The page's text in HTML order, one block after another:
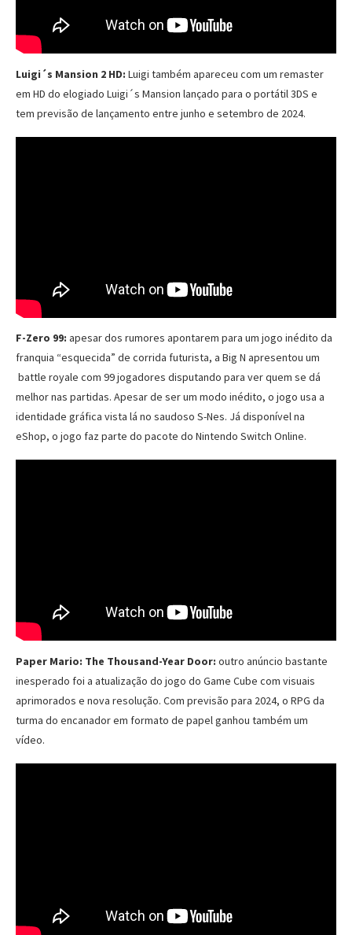
Luigi´s Mansion 2 HD: Luigi também apareceu com um remaster
em HD do elogiado Luigi´s Mansion lançado para o portátil 3DS e
tem previsão de lançamento entre junho e setembro de 2024.
F-Zero 99: apesar dos rumores apontarem para um jogo inédito da
franquia “esquecida” de corrida futurista, a Big N apresentou um
battle royale com 99 jogadores disputando para ver quem se dá
melhor nas partidas. Apesar de ser um modo inédito, o jogo usa a
identidade gráfica vista lá no saudoso S-Nes. Já disponível na
eShop, o jogo faz parte do pacote do Nintendo Switch Online.
Paper Mario: The Thousand-Year Door: outro anúncio bastante
inesperado foi a atualização do jogo do Game Cube com visuais
aprimorados e nova resolução. Com previsão para 2024, o RPG da
turma do encanador em formato de papel ganhou também um
vídeo.